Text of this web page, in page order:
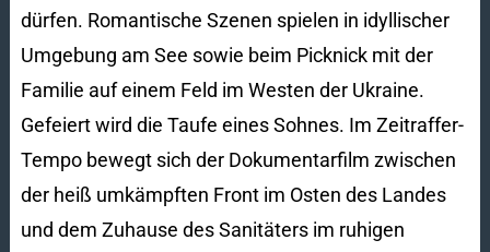
dürfen. Romantische Szenen spielen in idyllischer
Umgebung am See sowie beim Picknick mit der
Familie auf einem Feld im Westen der Ukraine.
Gefeiert wird die Taufe eines Sohnes. Im Zeitraffer-
Tempo bewegt sich der Dokumentarfilm zwischen
der heiß umkämpften Front im Osten des Landes
und dem Zuhause des Sanitäters im ruhigen